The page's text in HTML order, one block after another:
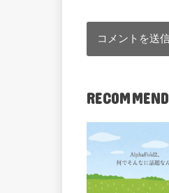
RECOMMEND